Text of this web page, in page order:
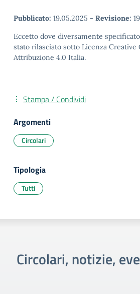
Pubblicato: 19.05.2025 - Revisione:
Eccetto dove diversamente
stato rilasciato sotto Licenza Creative
Attribuzione 4.0 Italia.
Stampa / Condividi
Argomenti
Circolari
Tipologia
Tutti
Circolari, notizie,